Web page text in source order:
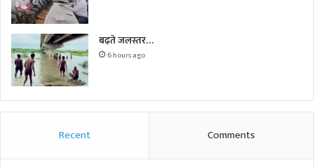
बढ़ते जलस्तर…
6 hours ago
Recent Comments